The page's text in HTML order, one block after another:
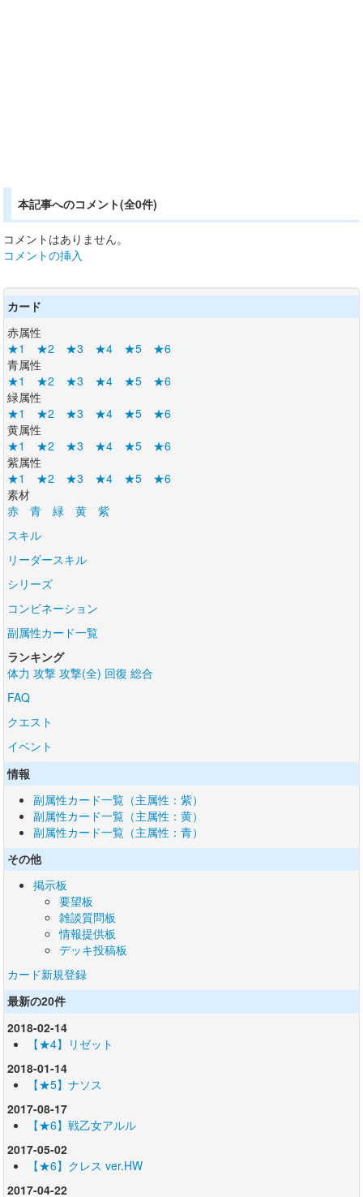
本記事へのコメント(全0件)
コメントはありません。
コメントの挿入
カード
赤属性
★1
★2 ★3 ★4 ★5
★6
青属性
★1
★2 ★3 ★4 ★5
★6
緑属性
★1
★2 ★3 ★4 ★5
★6
黄属性
★1
★2 ★3 ★4 ★5
★6
紫属性
★1
★2 ★3 ★4 ★5
★6
素材
赤
青 緑 黄
紫
スキル
リーダースキル
シリーズ
コンビネーション
副属性カード一覧
ランキング
体力 攻撃 攻撃(全) 回復 総合
FAQ
クエスト
イベント
情報
副属性カード一覧（主属性：紫）
副属性カード一覧（主属性：黄）
副属性カード一覧（主属性：青）
その他
掲示板
要望板
雑談質問板
情報提供板
デッキ投稿板
カード新規登録
最新の20件
2018-02-14
【★4】リゼット
2018-01-14
【★5】ナソス
2017-08-17
【★6】戦乙女アルル
2017-05-02
【★6】クレス ver.HW
2017-04-22